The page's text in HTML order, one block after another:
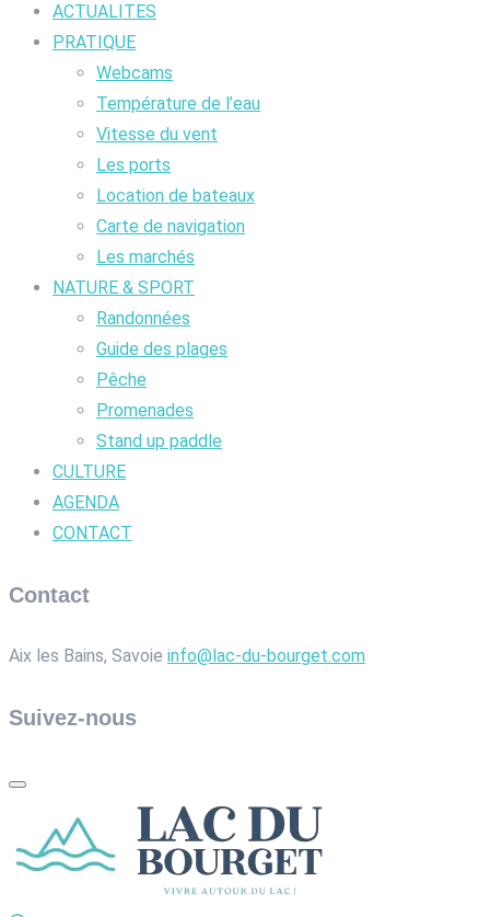
ACTUALITES
PRATIQUE
Webcams
Température de l’eau
Vitesse du vent
Les ports
Location de bateaux
Carte de navigation
Les marchés
NATURE & SPORT
Randonnées
Guide des plages
Pêche
Promenades
Stand up paddle
CULTURE
AGENDA
CONTACT
Contact
Aix les Bains, Savoie info@lac-du-bourget.com
Suivez-nous